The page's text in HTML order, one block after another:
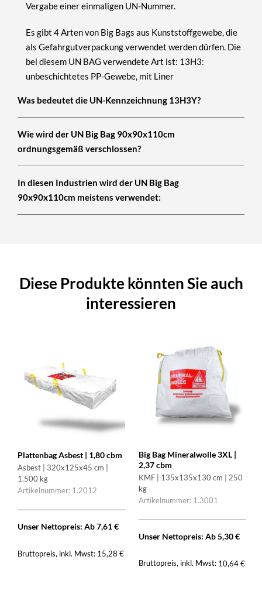
Vergabe einer einmaligen UN-Nummer.
Es gibt 4 Arten von Big Bags aus Kunststoffgewebe, die
als Gefahrgutverpackung verwendet werden dürfen. Die
bei diesem UN BAG verwendete Art ist: 13H3:
unbeschichtetes PP-Gewebe, mit Liner
Was bedeutet die UN-Kennzeichnung 13H3Y?
Wie wird der UN Big Bag 90x90x110cm
ordnungsgemäß verschlossen?
In diesen Industrien wird der UN Big Bag
90x90x110cm meistens verwendet:
Diese Produkte könnten Sie auch
interessieren
Plattenbag Asbest | 1,80 cbm
Asbest | 320x125x45 cm |
1.500 kg
Artikelnummer: 1.2012
Unser Nettopreis: Ab7,61€
Bruttopreis, inkl. Mwst: 15,28 €
Big Bag Mineralwolle 3XL |
2,37 cbm
KMF | 135x135x130 cm | 250
kg
Artikelnummer: 1.3001
Unser Nettopreis: Ab5,30€
Bruttopreis, inkl. Mwst: 10,64€